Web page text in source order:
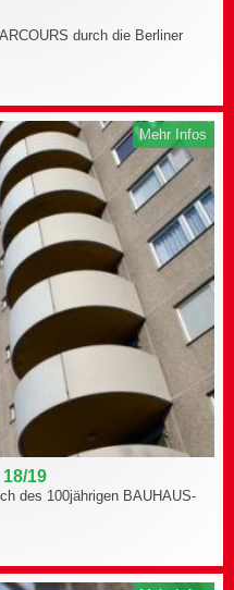
durch die Berliner
Mehr Infos
19
des 100jährigen BAUHAUS-